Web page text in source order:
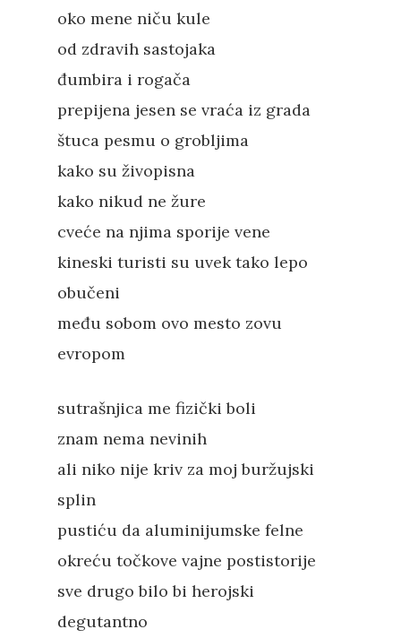
oko mene niču kule
od zdravih sastojaka
đumbira i rogača
prepijena jesen se vraća iz grada
štuca pesmu o grobljima
kako su živopisna
kako nikud ne žure
cveće na njima sporije vene
kineski turisti su uvek tako lepo
obučeni
među sobom ovo mesto zovu
evropom
sutrašnjica me fizički boli
znam nema nevinih
ali niko nije kriv za moj buržujski
splin
pustiću da aluminijumske felne
okreću točkove vajne postistorije
sve drugo bilo bi herojski
degutantno